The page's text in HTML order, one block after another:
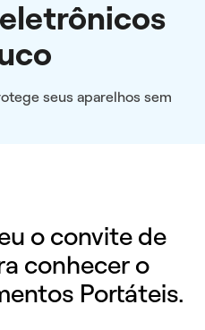
seus aparelhos sem
o convite de
conhecer o
Portáteis.